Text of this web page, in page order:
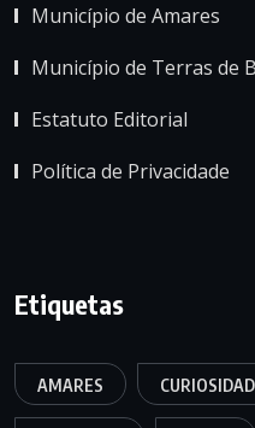
Município de Amares
Município de Terras de
Estatuto Editorial
Política de Privacidade
Etiquetas
AMARES